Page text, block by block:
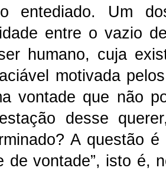
entediado. Um
entre o vazio
humano, cuja
motivada
vontade que não
desse
A questão
de vontade”, isto é,